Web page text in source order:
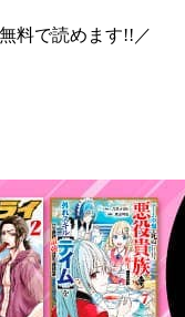
料で読めます!!／